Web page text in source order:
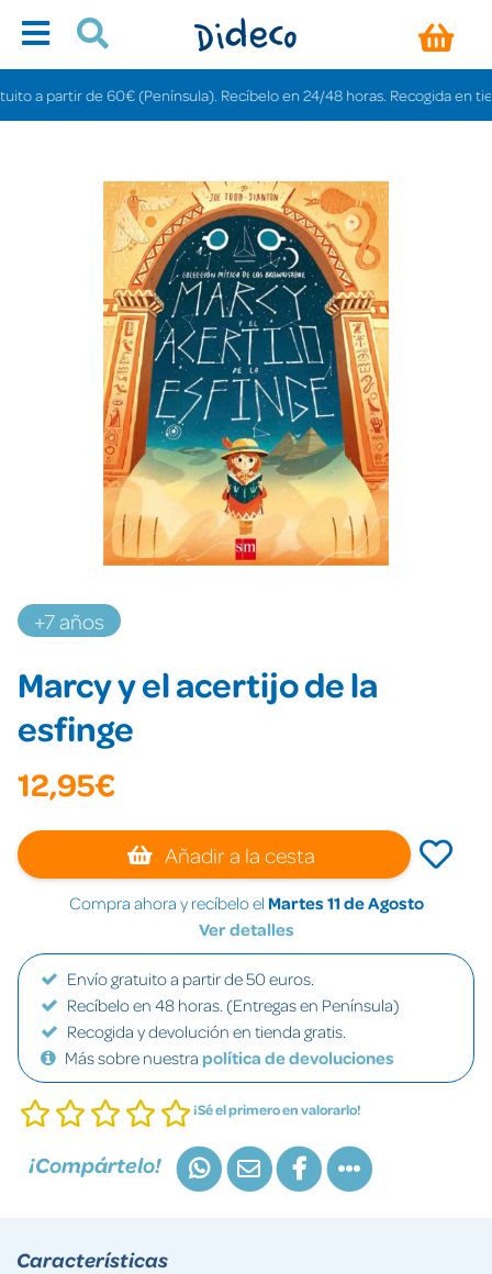
partir de 60€ (Península). Recíbelo en 24/48 horas. Recogida en
+7 años
Marcy y el acertijo de la
esfinge
12,95€
Añadir a la cesta
Compra ahora y recíbelo el Martes 11 de Agosto
Ver detalles
Envío gratuito a partir de 50 euros.
Recíbelo en 48 horas. (Entregas en Península)
Recogida y devolución en tienda gratis.
Más sobre nuestra política de devoluciones
¡Sé el primero en valorarlo!
¡Compártelo!
Características